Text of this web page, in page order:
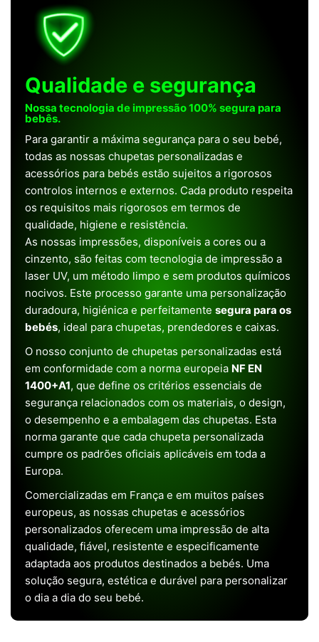
Qualidade e segurança
Nossa tecnologia de impressão 100% segura para
bebês.
Para garantir a máxima segurança para o seu bebé,
todas as nossas chupetas personalizadas e
acessórios para bebés estão sujeitos a rigorosos
controlos internos e externos. Cada produto respeita
os requisitos mais rigorosos em termos de
qualidade, higiene e resistência.
As nossas impressões, disponíveis a cores ou a
cinzento, são feitas com tecnologia de impressão a
laser UV, um método limpo e sem produtos químicos
nocivos. Este processo garante uma personalização
duradoura, higiénica e perfeitamente segura para os
bebés, ideal para chupetas, prendedores e caixas.
O nosso conjunto de chupetas personalizadas está
em conformidade com a norma europeia NF EN
1400+A1, que define os critérios essenciais de
segurança relacionados com os materiais, o design,
o desempenho e a embalagem das chupetas. Esta
norma garante que cada chupeta personalizada
cumpre os padrões oficiais aplicáveis em toda a
Europa.
Comercializadas em França e em muitos países
europeus, as nossas chupetas e acessórios
personalizados oferecem uma impressão de alta
qualidade, fiável, resistente e especificamente
adaptada aos produtos destinados a bebés. Uma
solução segura, estética e durável para personalizar
o dia a dia do seu bebé.